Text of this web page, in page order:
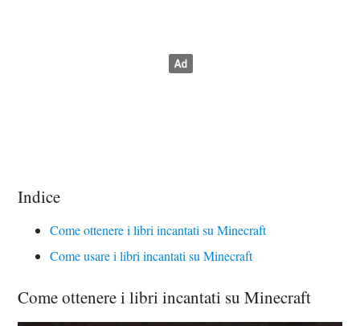
Indice
Come ottenere i libri incantati su Minecraft
Come usare i libri incantati su Minecraft
Come ottenere i libri incantati su Minecraft